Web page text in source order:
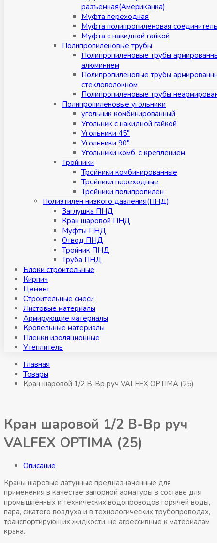
разъемная(Американка)
Муфта переходная
Муфта полипропиленовая
Муфта с накидной гайкой
Полипропиленовые трубы
Полипропиленовые трубы
алюминием
Полипропиленовые трубы
стекловолокном
Полипропиленовые трубы
Полипропиленовые угольники
угольник комбинированный
Угольник с накидной гайкой
Угольники 45°
Угольники 90°
Угольники комб. с креплением
Тройники
Тройники комбинированные
Тройники переходные
Тройники полипропилен
Полиэтилен низкого давления(ПНД)
Заглушка ПНД
Кран шаровой ПНД
Муфты ПНД
Отвод ПНД
Тройник ПНД
Труба ПНД
Блоки строительные
Кирпич
Цемент
Строительные смеси
Листовые материалы
Армирующие материалы
Кровельные материалы
Пленки изоляционные
Утеплитель
Главная
Товары
Кран шаровой 1/2 В-Вр руч VALFEX OPTIMA (25)
Кран шаровой 1/2 В-Вр руч
VALFEX OPTIMA (25)
Описание
Краны шаровые латунные предназначенные для
применения в качестве запорной арматуры в составе для
промышленных и технических водопроводов горячей воды,
пара, сжатого воздуха и в технологических трубопроводах,
транспортирующих жидкости, не агрессивные к материалам
крана.